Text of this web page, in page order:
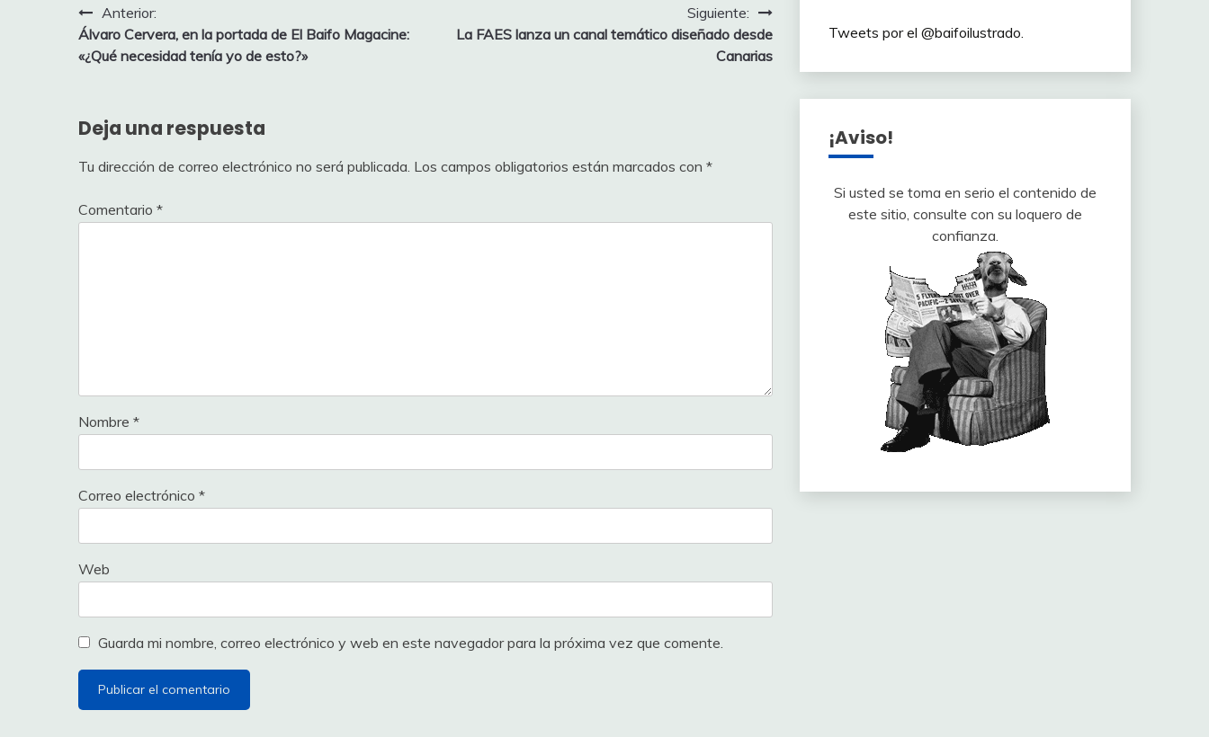
Navegación
de
Anterior:
Álvaro Cervera, en la portada de El Baifo Magacine:
«¿Qué necesidad tenía yo de esto?»
Siguiente:
La FAES lanza un canal temático diseñado desde
Canarias
Deja una respuesta
Tu dirección de correo electrónico no será publicada. Los campos obligatorios están marcados con *
Comentario *
Nombre *
Correo electrónico *
Web
Guarda mi nombre, correo electrónico y web en este navegador para la próxima vez que comente.
Tweets por el @baifoilustrado.
¡Aviso!
Si usted se toma en serio el contenido de
este sitio, consulte con su loquero de
confianza.